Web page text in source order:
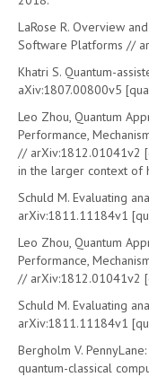
LaRose R. Overview
Software Platforms //
Khatri S. Quantum-
aXiv:1807.00800v5
Leo Zhou, Quantum
Performance,
// arXiv:1812.01041v2
in the larger context of
Schuld M. Evaluating
arXiv:1811.11184v1
Leo Zhou, Quantum
Performance,
// arXiv:1812.01041v2
Schuld M. Evaluating
arXiv:1811.11184v1
Bergholm V.
quantum-classical